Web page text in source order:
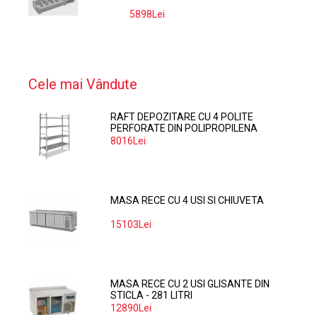
5898Lei
Cele mai Vândute
RAFT DEPOZITARE CU 4 POLITE
PERFORATE DIN POLIPROPILENA
374*60 CM
8016Lei
MASA RECE CU 4 USI SI CHIUVETA
15103Lei
MASA RECE CU 2 USI GLISANTE DIN
STICLA - 281 LITRI
12890Lei